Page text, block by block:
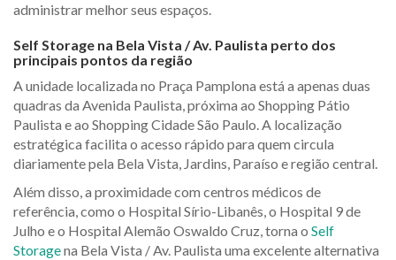
administrar melhor seus espaços.
Self Storage na Bela Vista / Av. Paulista perto dos
principais pontos da região
A unidade localizada no Praça Pamplona está a apenas duas
quadras da Avenida Paulista, próxima ao Shopping Pátio
Paulista e ao Shopping Cidade São Paulo. A localização
estratégica facilita o acesso rápido para quem circula
diariamente pela Bela Vista, Jardins, Paraíso e região central.
Além disso, a proximidade com centros médicos de
referência, como o Hospital Sírio-Libanês, o Hospital 9 de
Julho e o Hospital Alemão Oswaldo Cruz, torna o Self
Storagena Bela Vista / Av. Paulista uma excelente alternativa